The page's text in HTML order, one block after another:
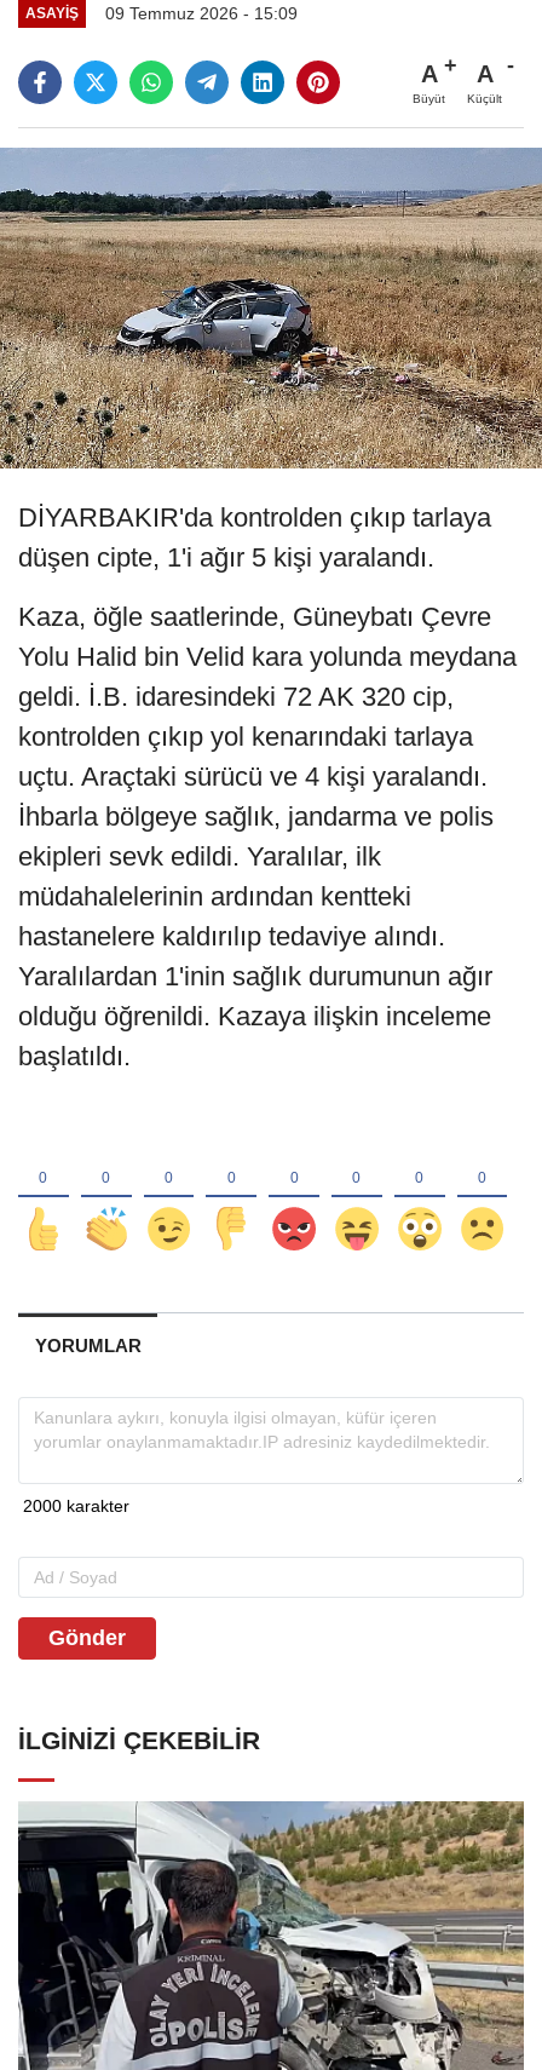
ASAYIŞ 09 Temmuz 2026 - 15:09
A
Büyüt
A
Küçült
DİYARBAKIR'da kontrolden çıkıp tarlaya
düşen cipte, 1'i ağır 5 kişi yaralandı.
Kaza, öğle saatlerinde, Güneybatı Çevre
Yolu Halid bin Velid kara yolunda meydana
geldi. İ.B. idaresindeki 72 AK 320 cip,
kontrolden çıkıp yol kenarındaki tarlaya
uçtu. Araçtaki sürücü ve 4 kişi yaralandı.
İhbarla bölgeye sağlık, jandarma ve polis
ekipleri sevk edildi. Yaralılar, ilk
müdahalelerinin ardından kentteki
hastanelere kaldırılıp tedaviye alındı.
Yaralılardan 1'inin sağlık durumunun ağır
olduğu öğrenildi. Kazaya ilişkin inceleme
başlatıldı.
YORUMLAR
Gönder
İLGINIZI ÇEKEBILIR